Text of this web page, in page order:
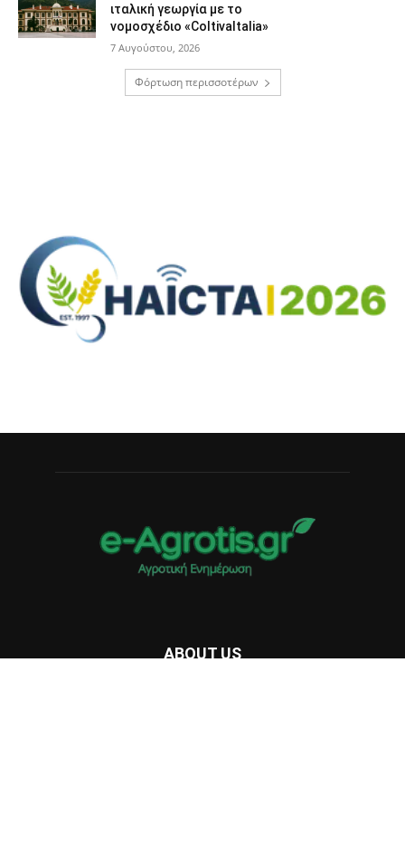
ιταλική γεωργία με το
νομοσχέδιο «ColtivaItalia»
7 Αυγούστου, 2026
Φόρτωση περισσοτέρων
ABOUT US